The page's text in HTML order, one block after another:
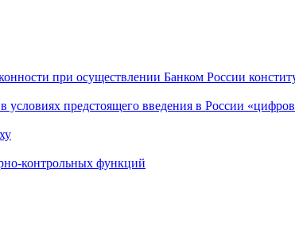
при осуществлении Банком России
предстоящего введения в России
контрольных функций